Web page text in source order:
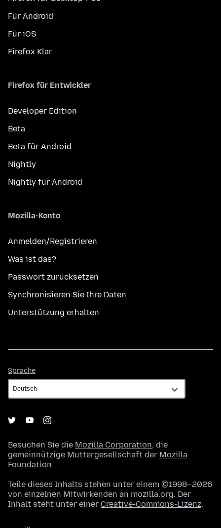
Für Android
Für iOS
Firefox Klar
Firefox für Entwickler
Developer Edition
Beta
Beta für Android
Nightly
Nightly für Android
Mozilla-Konto
Anmelden/Registrieren
Was ist das?
Passwort zurücksetzen
Synchronisieren Sie Ihre Daten
Unterstützung erhalten
Sprache
Besuchen Sie die Mozilla Corporation, die
gemeinnützige Muttergesellschaft der Mozilla
Foundation.
Teile dieses Inhalts stehen unter einem ©1998–2026
von einzelnen Mitwirkenden an mozilla.org. Der
Inhalt steht unter einer Creative-Commons-Lizenz.